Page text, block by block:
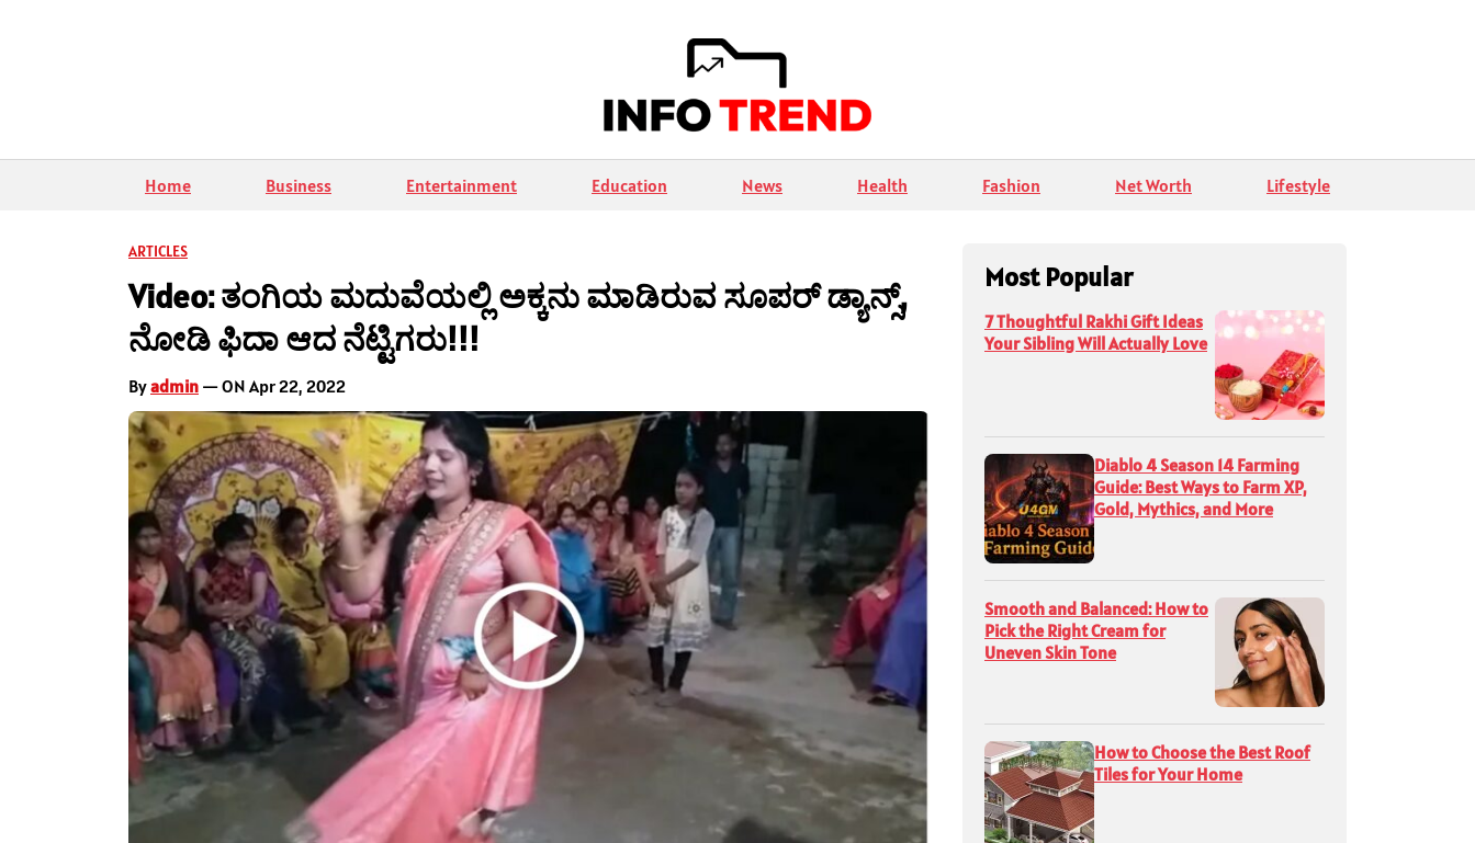
Home Business Entertainment Education News Health Fashion Net Worth Lifestyle
ARTICLES
Video: ತಂಗಿಯ ಮದುವೆಯಲ್ಲಿ ಅಕ್ಕನು ಮಾಡಿರುವ ಸೂಪರ್ ಡ್ಯಾನ್ಸ್,
ನೋಡಿ ಫಿದಾ ಆದ ನೆಟ್ಟಿಗರು!!!
Byadmin — ON Apr 22, 2022
Most Popular
7 Thoughtful Rakhi Gift Ideas
Your Sibling Will Actually Love
Diablo 4 Season 14 Farming
Guide: Best Ways to Farm XP,
Gold, Mythics, and More
Smooth and Balanced: How to
Pick the Right Cream for
Uneven Skin Tone
How to Choose the Best Roof
Tiles for Your Home